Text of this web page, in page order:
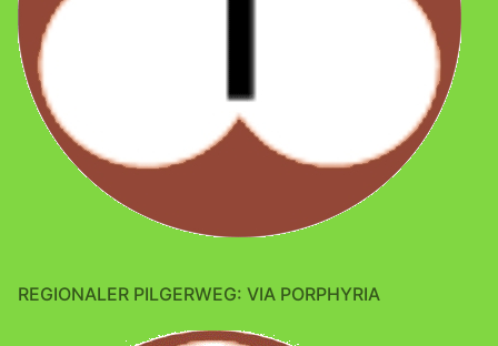
REGIONALER PILGERWEG: VIA PORPHYRIA